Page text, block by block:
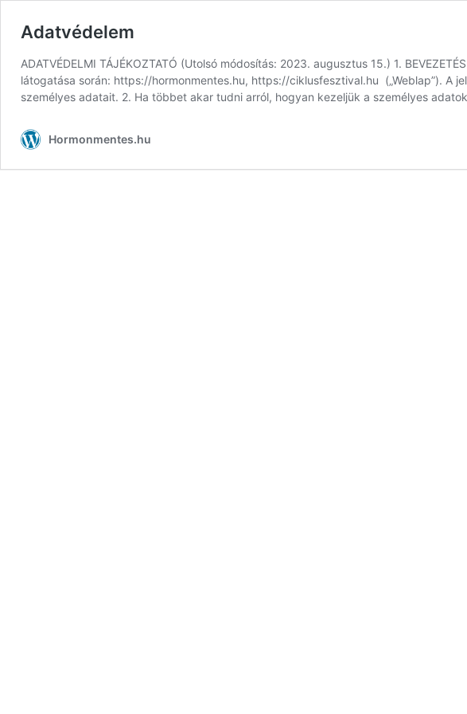
Adatvédelem
ADATVÉDELMI TÁJÉKOZTATÓ (Utolsó módosítás: 2023. augusztus 15.) 1.
látogatása során: https://hormonmentes.hu, https://ciklusfesztival.hu („Weblap”). A
személyes adatait. 2. Ha többet akar tudni arról, hogyan kezeljük a személyes
Hormonmentes.hu